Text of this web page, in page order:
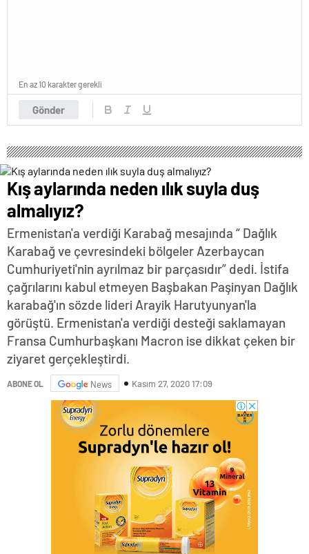
Gönder
En az 10 karakter gerekli
Kış aylarında neden ılık suyla duş
almalıyız?
Ermenistan'a verdiği Karabağ mesajında “ Dağlık
Karabağ ve çevresindeki bölgeler Azerbaycan
Cumhuriyeti'nin ayrılmaz bir parçasıdır” dedi. İstifa
çağrılarını kabul etmeyen Başbakan Paşinyan Dağlık
karabağ'ın sözde lideri Arayik Harutyunyan'la
görüştü. Ermenistan'a verdiği desteği saklamayan
Fransa Cumhurbaşkanı Macron ise dikkat çeken bir
ziyaret gerçekleştirdi.
ABONE OL News Kasım 27, 2020 17:09